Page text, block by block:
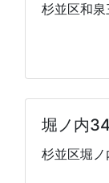
杉並区和
堀ノ内
杉並区堀